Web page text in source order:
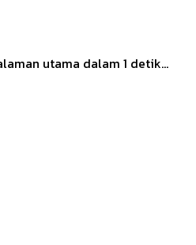
utama dalam 1 detik...